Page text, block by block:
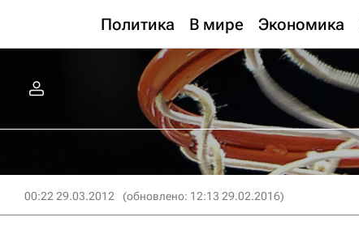
Политика В мире Экономика
00:22 29.03.2012 (обновлено: 12:13 29.02.2016)